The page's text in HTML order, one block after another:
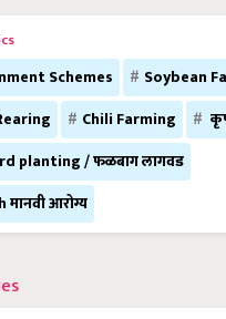
Schemes
Soybean
Chili Farming
planting / फळबाग लागवड
आरोग्य